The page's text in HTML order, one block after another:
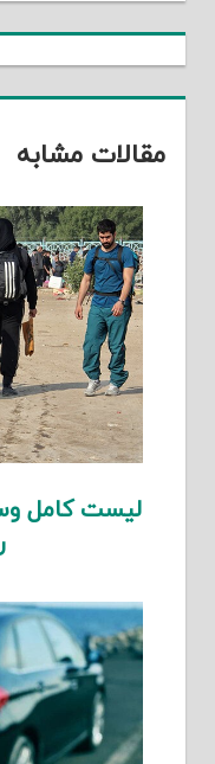
مقالات مشابه
لیست کامل